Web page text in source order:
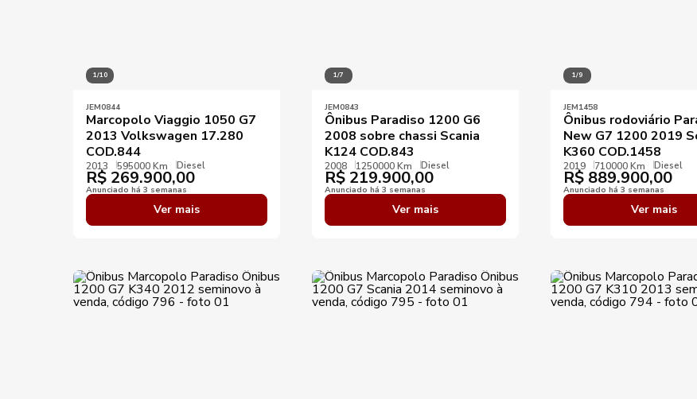
1/10
JEM0844
Marcopolo Viaggio 1050 G7
2013 Volkswagen 17.280
COD.844
2013 595000 Km Diesel
R$ 269.900,00
Anunciado há 3 semanas
Ver mais
1/7
JEM0843
Ônibus Paradiso 1200 G6
2008 sobre chassi Scania
K124 COD.843
2008 1250000 Km Diesel
R$ 219.900,00
Anunciado há 3 semanas
Ver mais
1/9
JEM1458
Ônibus rodoviário
New G7 1200 2019
K360 COD.1458
2019 710000 Km Diesel
R$ 889.900,00
Anunciado há 3 semanas
Ver mais